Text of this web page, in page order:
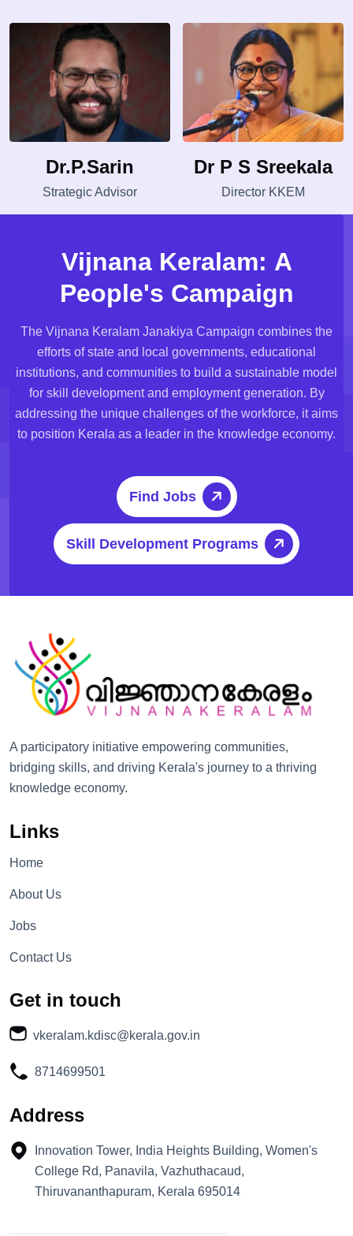
Dr.P.Sarin
Strategic Advisor
Dr P S Sreekala
Director KKEM
Vijnana Keralam: A
People's Campaign
The Vijnana Keralam Janakiya Campaign combines the
efforts of state and local governments, educational
institutions, and communities to build a sustainable model
for skill development and employment generation. By
addressing the unique challenges of the workforce, it aims
to position Kerala as a leader in the knowledge economy.
Find Jobs
Skill Development Programs
A participatory initiative empowering communities,
bridging skills, and driving Kerala's journey to a thriving
knowledge economy.
Links
Home
About Us
Jobs
Contact Us
Get in touch
vkeralam.kdisc@kerala.gov.in
8714699501
Address
Innovation Tower, India Heights Building, Women's
College Rd, Panavila, Vazhuthacaud,
Thiruvananthapuram, Kerala 695014